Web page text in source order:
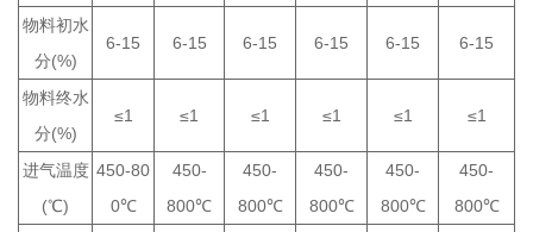
物料初水
分(%)
6-15 6-15 6-15 6-15 6-15 6-15
物料终水
分(%)
≤1 ≤1 ≤1 ≤1 ≤1 ≤1
进气温度
(℃)
450-80
0℃
450-
800℃
450-
800℃
450-
800℃
450-
800℃
450-
800℃